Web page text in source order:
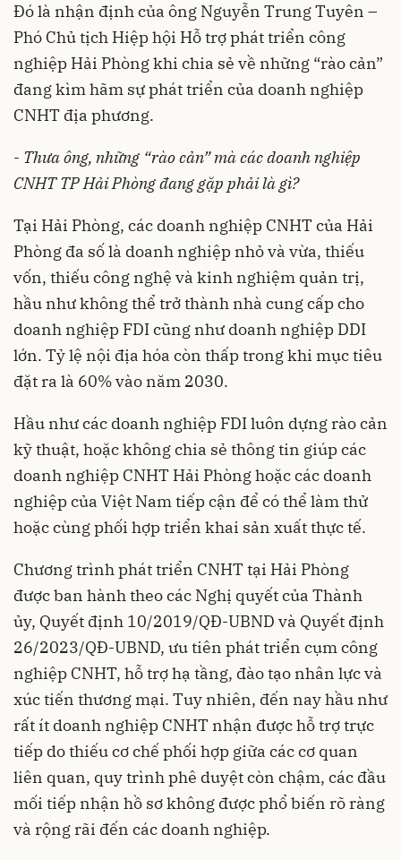
Đó là nhận định của ông Nguyễn Trung Tuyên –
Phó Chủ tịch Hiệp hội Hỗ trợ phát triển công
nghiệp Hải Phòng khi chia sẻ về những “rào cản”
đang kìm hãm sự phát triển của doanh nghiệp
CNHT địa phương.
- Thưa ông, những “rào cản” mà các doanh nghiệp
CNHT TP Hải Phòng đang gặp phải là gì?
Tại Hải Phòng, các doanh nghiệp CNHT của Hải
Phòng đa số là doanh nghiệp nhỏ và vừa, thiếu
vốn, thiếu công nghệ và kinh nghiệm quản trị,
hầu như không thể trở thành nhà cung cấp cho
doanh nghiệp FDI cũng như doanh nghiệp DDI
lớn. Tỷ lệ nội địa hóa còn thấp trong khi mục tiêu
đặt ra là 60% vào năm 2030.
Hầu như các doanh nghiệp FDI luôn dựng rào cản
kỹ thuật, hoặc không chia sẻ thông tin giúp các
doanh nghiệp CNHT Hải Phòng hoặc các doanh
nghiệp của Việt Nam tiếp cận để có thể làm thử
hoặc cùng phối hợp triển khai sản xuất thực tế.
Chương trình phát triển CNHT tại Hải Phòng
được ban hành theo các Nghị quyết của Thành
ủy, Quyết định 10/2019/QĐ-UBND và Quyết định
26/2023/QĐ-UBND, ưu tiên phát triển cụm công
nghiệp CNHT, hỗ trợ hạ tầng, đào tạo nhân lực và
xúc tiến thương mại. Tuy nhiên, đến nay hầu như
rất ít doanh nghiệp CNHT nhận được hỗ trợ trực
tiếp do thiếu cơ chế phối hợp giữa các cơ quan
liên quan, quy trình phê duyệt còn chậm, các đầu
mối tiếp nhận hồ sơ không được phổ biến rõ ràng
và rộng rãi đến các doanh nghiệp.